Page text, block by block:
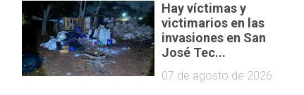
Hay víctimas y
victimarios en las
invasiones en San
José Tec...
07 de agosto de 2026